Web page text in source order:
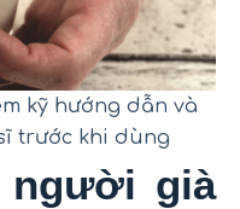
kỹ hướng dẫn và
trước khi dùng
người già